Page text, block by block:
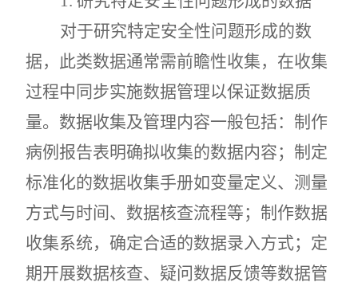
对于研究特定安全性问题形成的数
据，此类数据通常需前瞻性收集，在收集
过程中同步实施数据管理以保证数据质
量。数据收集及管理内容一般包括：制作
病例报告表明确拟收集的数据内容；制定
标准化的数据收集手册如变量定义、测量
方式与时间、数据核查流程等；制作数据
收集系统，确定合适的数据录入方式；定
期开展数据核查、疑问数据反馈等数据管